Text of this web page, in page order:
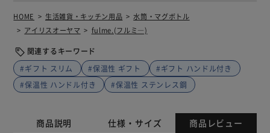
HOME 生活雑貨・キッチン用品
水筒・マグボトル
アイリスオーヤマ
fulme.(フルミ―)
関連するキーワード
#ギフト スリム
#保温性 ギフト
#ギフト ハンドル付き
#保温性 ハンドル付き
#保温性 ステンレス鋼
商品説明 仕様・サイズ 商品レビュー